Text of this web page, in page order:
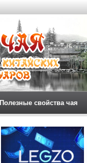
Полезные свойства чая